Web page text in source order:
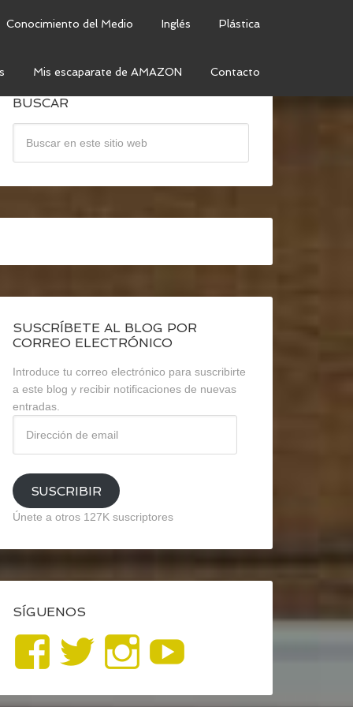
Conocimiento del Medio Inglés Plástica
Mis escaparate de AMAZON Contacto
BUSCAR
SUSCRÍBETE AL BLOG POR
CORREO ELECTRÓNICO
Introduce tu correo electrónico para suscribirte
a este blog y recibir notificaciones de nuevas
entradas.
email
SUSCRIBIR
Únete a otros 127K suscriptores
SÍGUENOS
Ver
perfil
Ver
perfil
Ver
perfil